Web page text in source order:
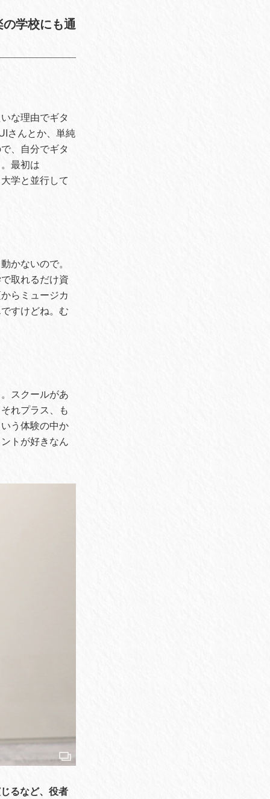
学校にも通
な理由でギタ
さんとか、単純
、自分でギタ
最初は
学と並行して
かないので。
取れるだけ資
らミュージカ
すけどね。む
スクールがあ
れプラス、も
う体験の中か
トが好きなん
るなど、役者